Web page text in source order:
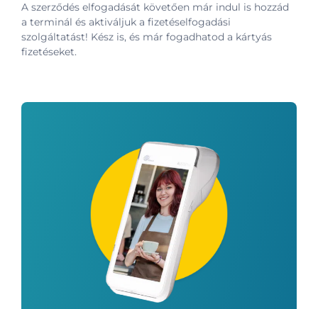
A szerződés elfogadását követően már indul is hozzád
a terminál és aktiváljuk a fizetéselfogadási
szolgáltatást! Kész is, és már fogadhatod a kártyás
fizetéseket.